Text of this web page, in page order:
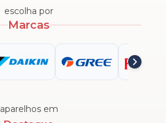
escolha por
Marcas
aparelhos em